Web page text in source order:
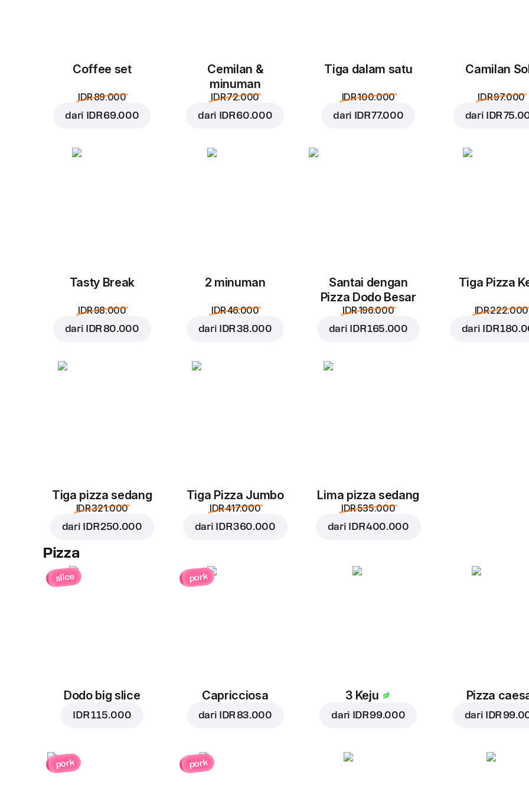
IDR 25.000 IDR 22.000
Jalapeno
IDR 22.000
Cheddar
Coffee set
IDR 89.000
dari IDR 69.000
Cemilan &
minuman
IDR 72.000
dari IDR 60.000
Tiga dalam satu
IDR 100.000
dari IDR 77.000
Camilan
IDR 97.000
dari IDR
Tasty Break
IDR 98.000
dari IDR 80.000
2 minuman
IDR 46.000
dari IDR 38.000
Santai dengan
Pizza Dodo Besar
IDR 196.000
dari IDR 165.000
Tiga Pizza
IDR 222.000
dari IDR
Tiga pizza sedang
IDR 321.000
dari IDR 250.000
Tiga Pizza Jumbo
IDR 417.000
dari IDR 360.000
Lima pizza sedang
IDR 535.000
dari IDR 400.000
Pizza
slice
Dodo big slice
IDR 115.000
pork
Capricciosa
dari IDR 83.000
3 Keju
dari IDR 99.000
Pizza
dari IDR
pork pork